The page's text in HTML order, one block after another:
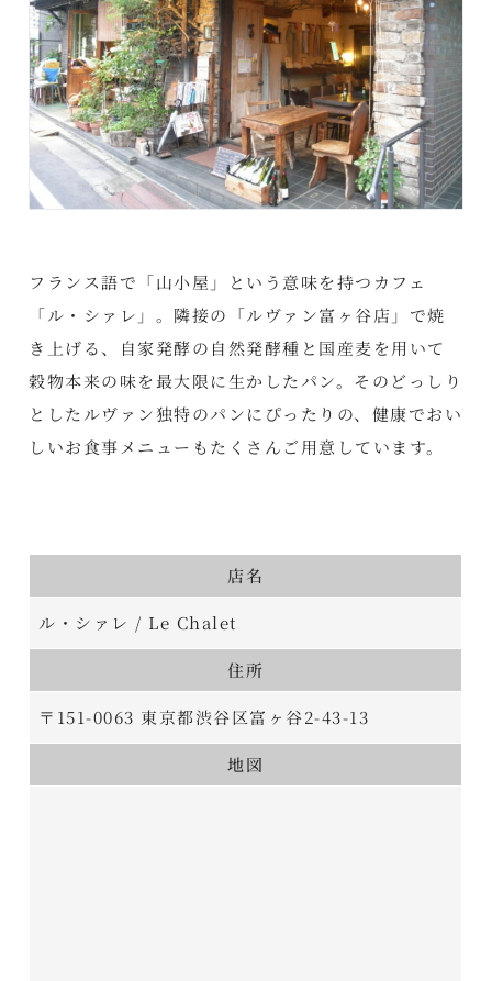
フランス語で「山小屋」という意味を持つカフェ
「ル・シァレ」。隣接の「ルヴァン富ヶ谷店」で焼
き上げる、自家発酵の自然発酵種と国産麦を用いて
穀物本来の味を最大限に生かしたパン。そのどっしり
としたルヴァン独特のパンにぴったりの、健康でおい
しいお食事メニューもたくさんご用意しています。
店名
ル・シァレ / Le Chalet
住所
〒151-0063 東京都渋谷区富ヶ谷2-43-13
地図